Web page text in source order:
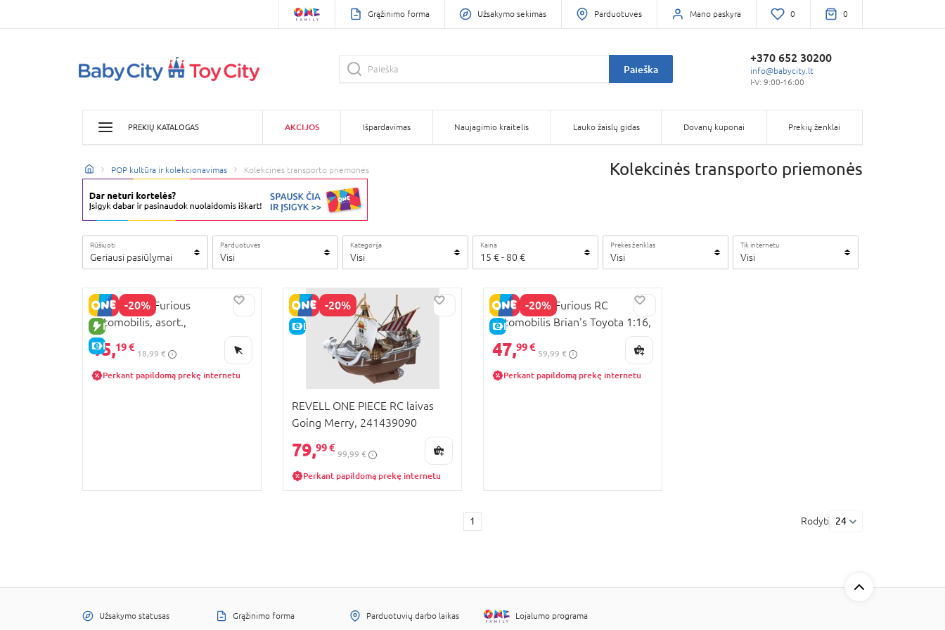
Grąžinimo forma Užsakymo sekimas Parduotuvės Mano paskyra 0 0
Paieška
+370 652 30200
info@babycity.lt
I-V: 9:00-16:00
PREKIŲ KATALOGAS AKCIJOS Išpardavimas Naujagimio kraitelis Lauko žaislų gidas Dovanų kuponai Prekių ženklai
POP kultūra ir kolekcionavimas Kolekcinės transporto priemonės Kolekcinės transporto priemonės
Rūšiuoti
Geriausi pasiūlymai
Parduotuvės
Visi
Kategorija
Visi
Kaina
15 €- 80 €
Prekės ženklas
Visi
Tik internetu
Visi
-20%
NAUJA PREKĖ
E-KAINA
JADA Fast & Furious
automobilis, asort.,
9324075300W01
15,19 €
18,99 €
Perkant papildomą prekę internetu
-20%
E-KAINA
REVELL ONE PIECE RC laivas
Going Merry, 241439090
79,99 €
99,99 €
Perkant papildomą prekę internetu
-20%
E-KAINA
JADA Fast & Furious RC
automobilis Brian's Toyota 1:16,
253206006
47,99 €
59,99 €
Perkant papildomą prekę internetu
1 Rodyti 24
Užsakymo statusas Grąžinimo forma Parduotuvių darbo laikas Lojalumo programa